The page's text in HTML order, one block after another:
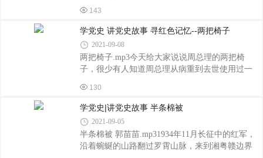
来，何莲芝买帽子时，没有注意到帽子里还有标
机，一是加深同民众的感情，进一步密切与民众
的关系；二是直接倾听民众的意见和呼声，纠正
工作中的偏差和改进工作作风；三是深入调查研
究，了解民心民情，以便更好地制定大政方针和
政策。1941年春节前一天，毛泽东带领几位领导
干部和身边工作人员一早就来到枣园乡政府向民
众拜年。当毛泽东走进乡政府院内，乡长杨成富
见状，马上加快了脚步，笑着上前与大家一
143
学党史 讲党史故事 寻红色记忆--两把椅子
2021-09-08
两把椅子.mp3今天给大家说说周总理的两把椅
子，很少有人知道周总理从病重到去世使用过一
主要负责人找到我说：“总理叫我来找你，他有事
要见你，什么事我也不知道。”我们当即驱车来到
北京305医院。总理把我叫进他的病房。走进总理
的病房，只见他坐在一张布面的沙发椅上，椅子
右边地上有个瓶子与他身上的管子相连，里面有
多半瓶的血水……总理消瘦了很多，胡子很久没
130
学党史|讲党史故事 半条棉被
2021-09-05
半条棉被 郭苗苗.mp31934年11月长征中的红军，
沿着蜿蜒的山路翻过罗霄山脉，来到湘粤赣边界